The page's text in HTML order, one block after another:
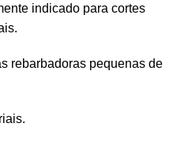
indicado para cortes
rebarbadoras pequenas de